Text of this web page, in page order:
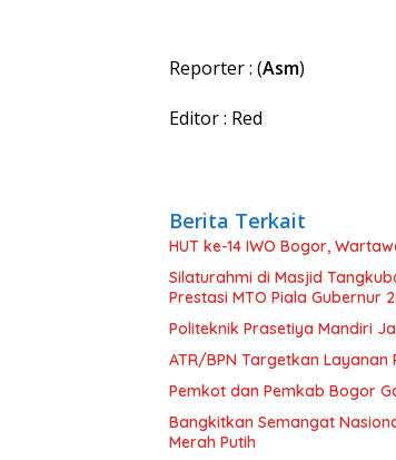
Reporter : (Asm)
Editor : Red
Berita Terkait
HUT ke-14 IWO Bogor,
Silaturahmi di Masjid
Prestasi MTO Piala Gubernur
Politeknik Prasetiya Mandiri
ATR/BPN Targetkan Layanan
Pemkot dan Pemkab Bogor
Bangkitkan Semangat
Merah Putih